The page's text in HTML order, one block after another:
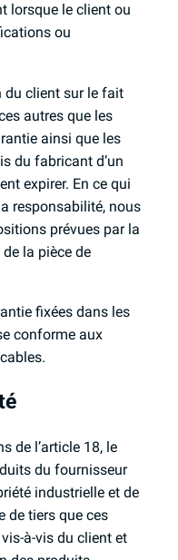
lorsque le client ou
ou
du client sur le fait
autres que les
ainsi que les
du fabricant d’un
expirer. En ce qui
responsabilité, nous
prévues par la
la pièce de
fixées dans les
conforme aux
de l’article 18, le
du fournisseur
industrielle et de
de tiers que ces
à-vis du client et